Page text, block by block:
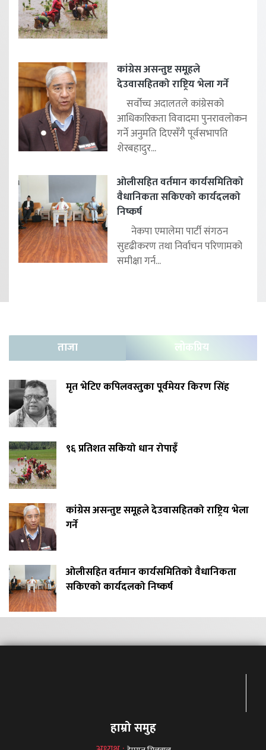
कांग्रेस असन्तुष्ट समूहले
देउवासहितको राष्ट्रिय भेला गर्ने
सर्वोच्च अदालतले कांग्रेसको
आधिकारिकता विवादमा पुनरावलोकन
गर्ने अनुमति दिएसँगै पूर्वसभापति
शेरबहादुर...
ओलीसहित वर्तमान कार्यसमितिको
वैधानिकता सकिएको कार्यदलको
निष्कर्ष
नेकपा एमालेमा पार्टी संगठन
सुदृढीकरण तथा निर्वाचन परिणामको
समीक्षा गर्न...
ताजा लोकप्रिय
मृत भेटिए कपिलवस्तुका पूर्वमेयर किरण सिंह
९६ प्रतिशत सकियो धान रोपाइँ
कांग्रेस असन्तुष्ट समूहले देउवासहितको राष्ट्रिय भेला
गर्ने
ओलीसहित वर्तमान कार्यसमितिको वैधानिकता
सकिएको कार्यदलको निष्कर्ष
हाम्रो समुह